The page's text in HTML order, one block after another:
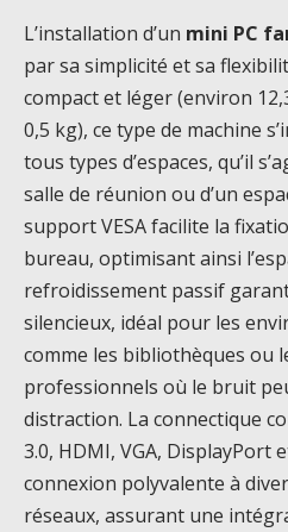
L’installation d’un mini PC
par sa simplicité et sa
compact et léger (environ
0,5 kg), ce type de machine
tous types d’espaces, qu’il
salle de réunion ou d’un
support VESA facilite la
bureau, optimisant ainsi
refroidissement passif
silencieux, idéal pour les
comme les bibliothèques ou
professionnels où le bruit
distraction. La connectique
3.0, HDMI, VGA, DisplayPort
connexion polyvalente à
réseaux, assurant une